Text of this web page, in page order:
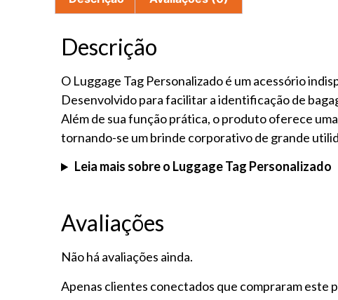
Descrição
O Luggage Tag Personalizado é um acessório
Desenvolvido para facilitar a identificação de
Além de sua função prática, o produto oferece
tornando-se um brinde corporativo de grande
Leia mais sobre o Luggage Tag Personalizado
Avaliações
Não há avaliações ainda.
Apenas clientes conectados que compraram este